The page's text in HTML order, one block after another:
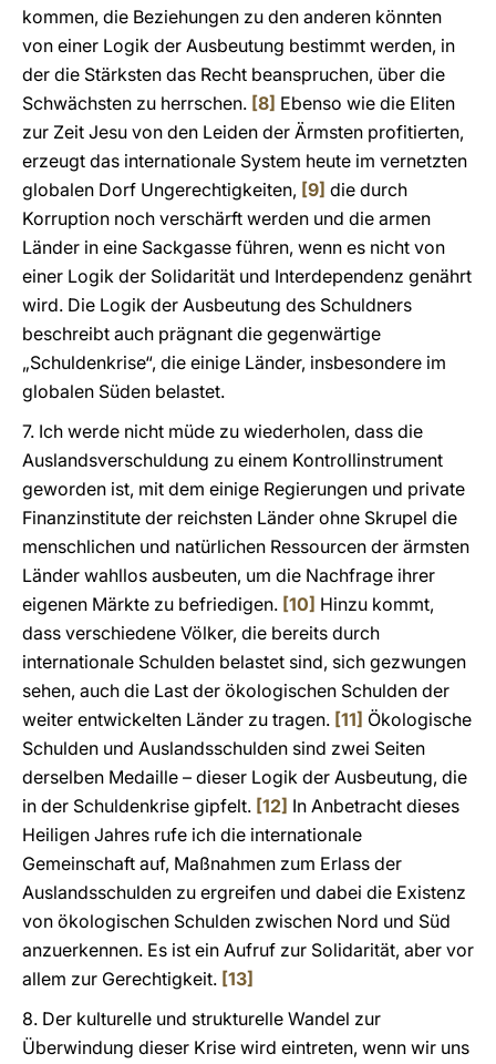
kommen, die Beziehungen zu den anderen könnten
von einer Logik der Ausbeutung bestimmt werden, in
der die Stärksten das Recht beanspruchen, über die
Schwächsten zu herrschen. [8] Ebenso wie die Eliten
zur Zeit Jesu von den Leiden der Ärmsten profitierten,
erzeugt das internationale System heute im vernetzten
globalen Dorf Ungerechtigkeiten, [9] die durch
Korruption noch verschärft werden und die armen
Länder in eine Sackgasse führen, wenn es nicht von
einer Logik der Solidarität und Interdependenz genährt
wird. Die Logik der Ausbeutung des Schuldners
beschreibt auch prägnant die gegenwärtige
„Schuldenkrise“, die einige Länder, insbesondere im
globalen Süden belastet.
7. Ich werde nicht müde zu wiederholen, dass die
Auslandsverschuldung zu einem Kontrollinstrument
geworden ist, mit dem einige Regierungen und private
Finanzinstitute der reichsten Länder ohne Skrupel die
menschlichen und natürlichen Ressourcen der ärmsten
Länder wahllos ausbeuten, um die Nachfrage ihrer
eigenen Märkte zu befriedigen. [10] Hinzu kommt,
dass verschiedene Völker, die bereits durch
internationale Schulden belastet sind, sich gezwungen
sehen, auch die Last der ökologischen Schulden der
weiter entwickelten Länder zu tragen. [11] Ökologische
Schulden und Auslandsschulden sind zwei Seiten
derselben Medaille – dieser Logik der Ausbeutung, die
in der Schuldenkrise gipfelt. [12] In Anbetracht dieses
Heiligen Jahres rufe ich die internationale
Gemeinschaft auf, Maßnahmen zum Erlass der
Auslandsschulden zu ergreifen und dabei die Existenz
von ökologischen Schulden zwischen Nord und Süd
anzuerkennen. Es ist ein Aufruf zur Solidarität, aber vor
allem zur Gerechtigkeit. [13]
8. Der kulturelle und strukturelle Wandel zur
Überwindung dieser Krise wird eintreten, wenn wir uns